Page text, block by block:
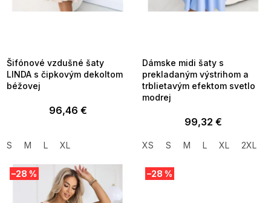
Šifónové vzdušné šaty
LINDA s čipkovým dekoltom
béžovej
96,46 €
S M L XL
Dámske midi šaty s
prekladaným výstrihom a
trblietavým efektom svetlo
modrej
99,32 €
XS S M L XL 2XL
–28 % –28 %